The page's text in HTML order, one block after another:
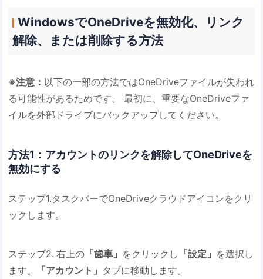
WindowsでOneDriveを無効化、リンク
解除、または削除する方法
※注意： 以下の一部の方法ではOneDriveファイルが失われ
る可能性があるためです。 最初に、重要なOneDriveファ
イルを外部ドライブにバックアップしてください。
方法1：アカウントのリンクを解除してOneDriveを
無効にする
ステップ1.タスクバーでOneDriveクラウドアイコンをクリ
ックします。
ステップ2. 右上の 「歯車」 をクリックし 「設定」 を選択し
ます。
「アカウント」 タブに移動します。